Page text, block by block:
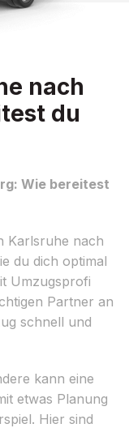
nach
du
Wie bereitest
Karlsruhe nach
du dich optimal
Umzugsprofi
Partner an
schnell und
kann eine
etwas Planung
Hier sind